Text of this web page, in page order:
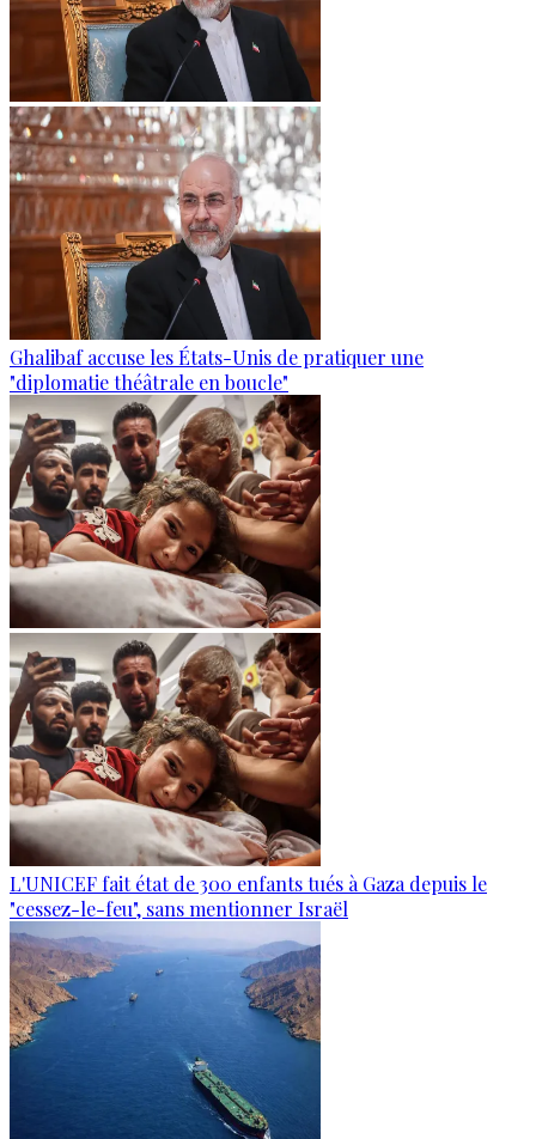
Ghalibaf accuse les États-Unis de pratiquer une
"diplomatie théâtrale en boucle"
L'UNICEF fait état de 300 enfants tués à Gaza depuis le
"cessez-le-feu", sans mentionner Israël